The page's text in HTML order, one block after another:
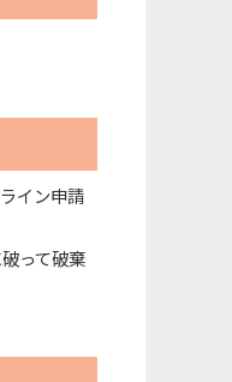
イン申請
って破棄